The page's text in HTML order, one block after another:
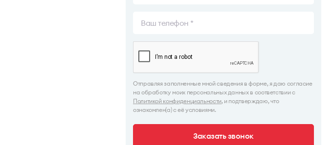
Отправляя заполненные мной сведения в форме, я даю согласие
на обработку моих персональных данных в соответствии с
Политикой конфиденциальности, и подтверждаю, что
ознакомлен(а) с её условиями.
Заказать звонок